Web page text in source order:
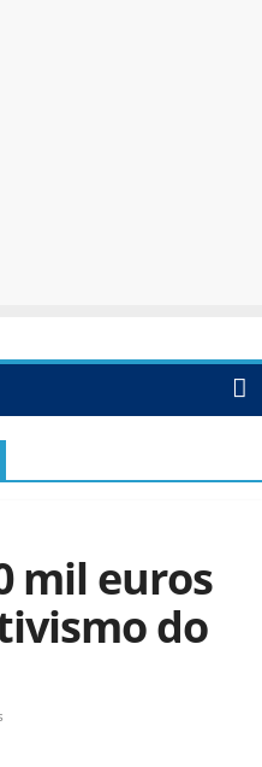
mil euros
do